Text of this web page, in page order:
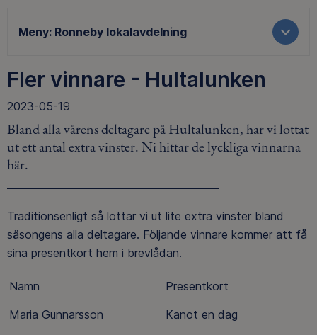
Meny: Ronneby lokalavdelning
Fler vinnare - Hultalunken
2023-05-19
Bland alla vårens deltagare på Hultalunken, har vi lottat
ut ett antal extra vinster. Ni hittar de lyckliga vinnarna
här.
Traditionsenligt så lottar vi ut lite extra vinster bland
säsongens alla deltagare. Följande vinnare kommer att få
sina presentkort hem i brevlådan.
Namn
Presentkort
Maria Gunnarsson
Kanot en dag